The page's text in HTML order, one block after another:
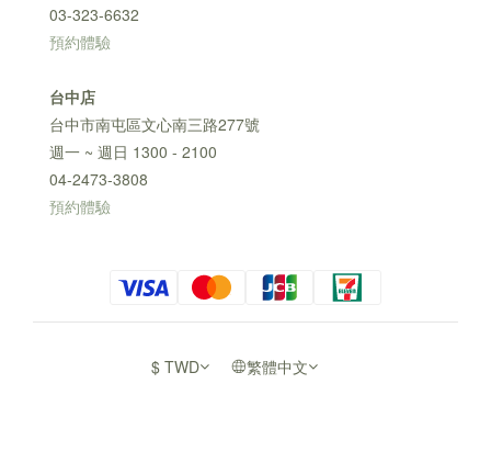
03-323-6632
預約體驗
台中店
台中市南屯區文心南三路277號
週一 ~ 週日 1300 - 2100
04-2473-3808
預約體驗
$ TWD 繁體中文